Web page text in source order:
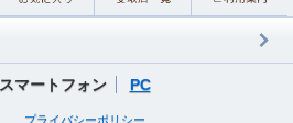
スマートフォン PC
プライバシーポリシー